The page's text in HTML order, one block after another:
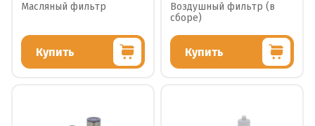
Масляный фильтр
Купить
Воздушный фильтр (в
сборе)
Купить